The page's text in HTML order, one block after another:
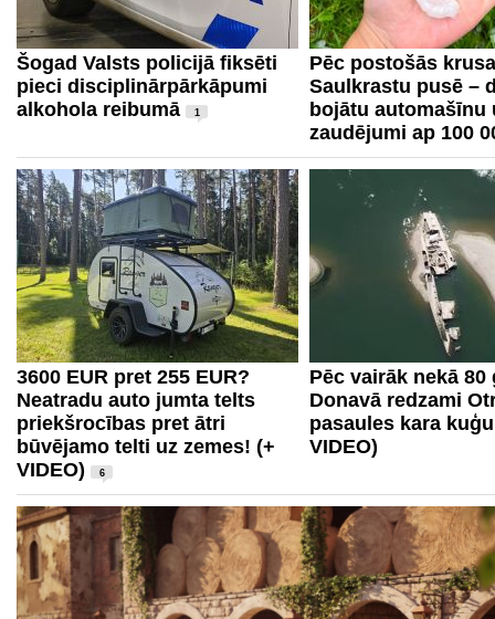
Pēc postošās
Saulkrastu pusē –
bojātu automašīnu
zaudējumi ap 100
Šogad Valsts policijā fiksēti
pieci disciplinārpārkāpumi
alkohola reibumā
1
Pēc vairāk nekā 80
Donavā redzami
pasaules kara
VIDEO)
3600 EUR pret 255 EUR?
Neatradu auto jumta telts
priekšrocības pret ātri
būvējamo telti uz zemes! (+
VIDEO)
6